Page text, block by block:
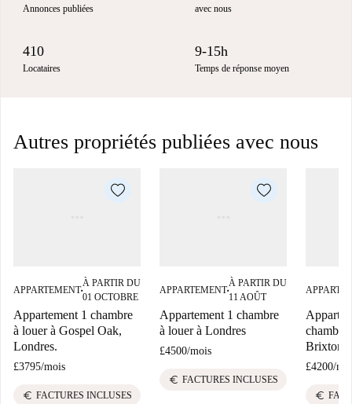
Annonces publiées avec nous
410
Locataires
9-15h
Temps de réponse moyen
Autres propriétés publiées avec nous
APPARTEMENT■
À PARTIR DU
01 OCTOBRE
Appartement 1 chambre
à louer à Gospel Oak,
Londres.
£3795/mois
euro FACTURES INCLUSES
APPARTEMENT■
À PARTIR DU
11 AOÛT
Appartement 1 chambre
à louer à Londres
£4500/mois
euro FACTURES INCLUSES
Brixton
£4200/
euro